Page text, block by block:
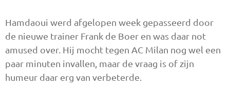
Hamdaoui werd afgelopen week gepasseerd door
de nieuwe trainer Frank de Boer en was daar not
amused over. Hij mocht tegen AC Milan nog wel een
paar minuten invallen, maar de vraag is of zijn
humeur daar erg van verbeterde.